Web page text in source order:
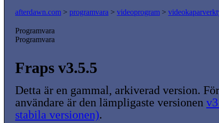
afterdawn.com > programvara > videoprogram >
Programvara
Programvara
Fraps v3.5.5
Detta är en gammal, arkiverad version.
användare är den lämpligaste versionen
stabila versionen).